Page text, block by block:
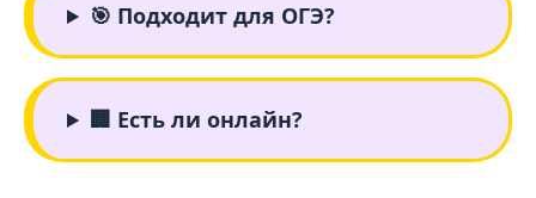
🎯 Подходит для ОГЭ?
🏢 Есть ли онлайн?